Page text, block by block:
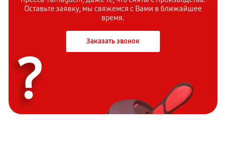
Оставьте заявку, мы свяжемся с Вами в ближайшее
время.
Заказать звонок
?